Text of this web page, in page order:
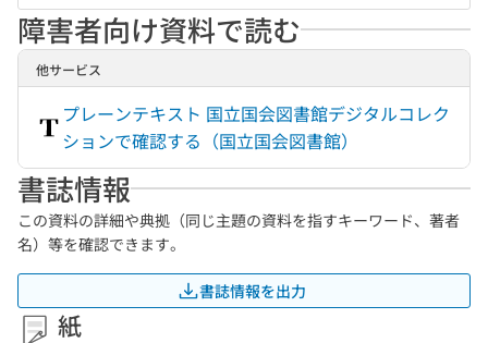
障害者向け資料で読む
他サービス
プレーンテキスト 国立国会図書館デジタルコレク
ションで確認する（国立国会図書館）
書誌情報
この資料の詳細や典拠（同じ主題の資料を指すキーワード、著者
名）等を確認できます。
書誌情報を出力
紙